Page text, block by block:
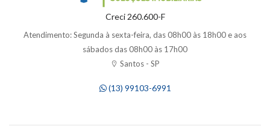
Creci 260.600-F
Atendimento: Segunda à sexta-feira, das 08h00 às 18h00 e aos
sábados das 08h00 às 17h00
Santos - SP
(13) 99103-6991